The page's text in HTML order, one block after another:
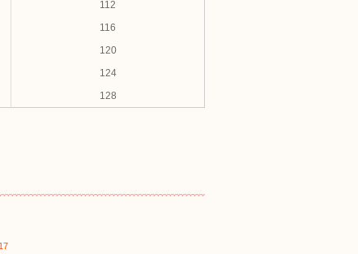
112
116
120
124
128